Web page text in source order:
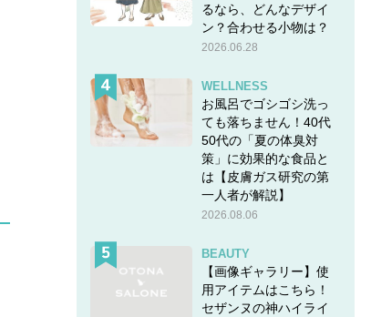
るなら、どんなデザイ
ン？合わせる小物は？
2026.06.28
WELLNESS
お風呂でゴシゴシ洗っ
ても落ちません！40代
50代の「夏の体臭対
策」に効果的な食品と
は【皮膚ガス研究の第
一人者が解説】
2026.08.06
BEAUTY
【画像ギャラリー】使
用アイテムはこちら！
セザンヌの神ハイライ